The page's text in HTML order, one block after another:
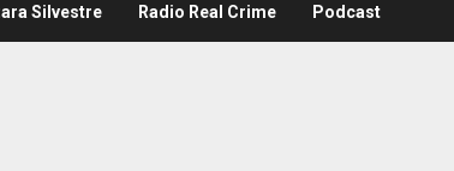
Silvestre Radio Real Crime Podcast